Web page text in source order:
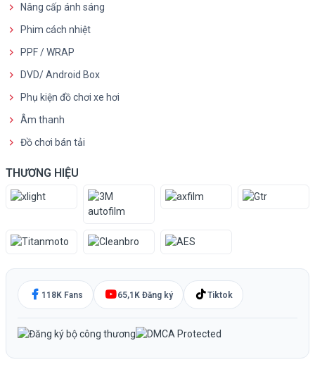
Nâng cấp ánh sáng
Phim cách nhiệt
PPF / WRAP
DVD/ Android Box
Phụ kiện đồ chơi xe hơi
Âm thanh
Đồ chơi bán tải
THƯƠNG HIỆU
118K Fans 65,1K Đăng ký Tiktok